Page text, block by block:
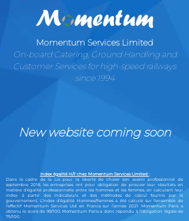
Momentum Services Limited
On-board Catering, Ground Handling and
Customer Services for high-speed railways
since 1994
New website coming soon
Index égalité H/F chez Momentum Services Limited :
Dans le cadre de la Loi pour la liberté de choisir son avenir professionnel de
septembre 2018, les entreprises ont pour obligation de prouver leur résultats en
matière d’égalité professionnelle entre les hommes et les femmes, en calculant leur
index à partir des indicateurs et des méthodes de calcul fournis par le
gouvernement. L’index d’égalité Hommes/Femmes a été calculé sur l’ensemble de
l’effectif Momentum Services Ltd en France sur l’année 2021. Momentum Paris a
obtenu le score de 99/100. Momentum Paris a donc répondu à l’obligation légale de
75/100.